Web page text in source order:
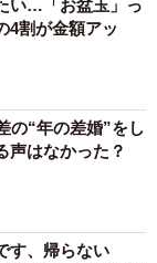
一緒に横になっ
させてあげ
と理解して
い…「お盆玉」っ
4割が金額アッ
の“年の差婚”をし
声はなかった？
す、帰らない